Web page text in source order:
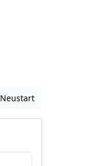
Neustart